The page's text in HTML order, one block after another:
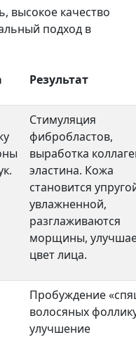
высокое качество
подход в
Результат
Стимуляция
фибробластов,
выработка
эластина. Кожа
становится
увлажненной,
разглаживаются
морщины,
цвет лица.
Пробуждение
волосяных
улучшение